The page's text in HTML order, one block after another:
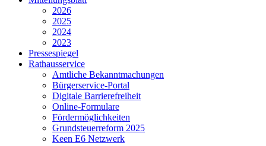
2026
2025
2024
2023
Pressespiegel
Rathausservice
Amtliche Bekanntmachungen
Bürgerservice-Portal
Digitale Barrierefreiheit
Online-Formulare
Fördermöglichkeiten
Grundsteuerreform 2025
Keen E6 Netzwerk